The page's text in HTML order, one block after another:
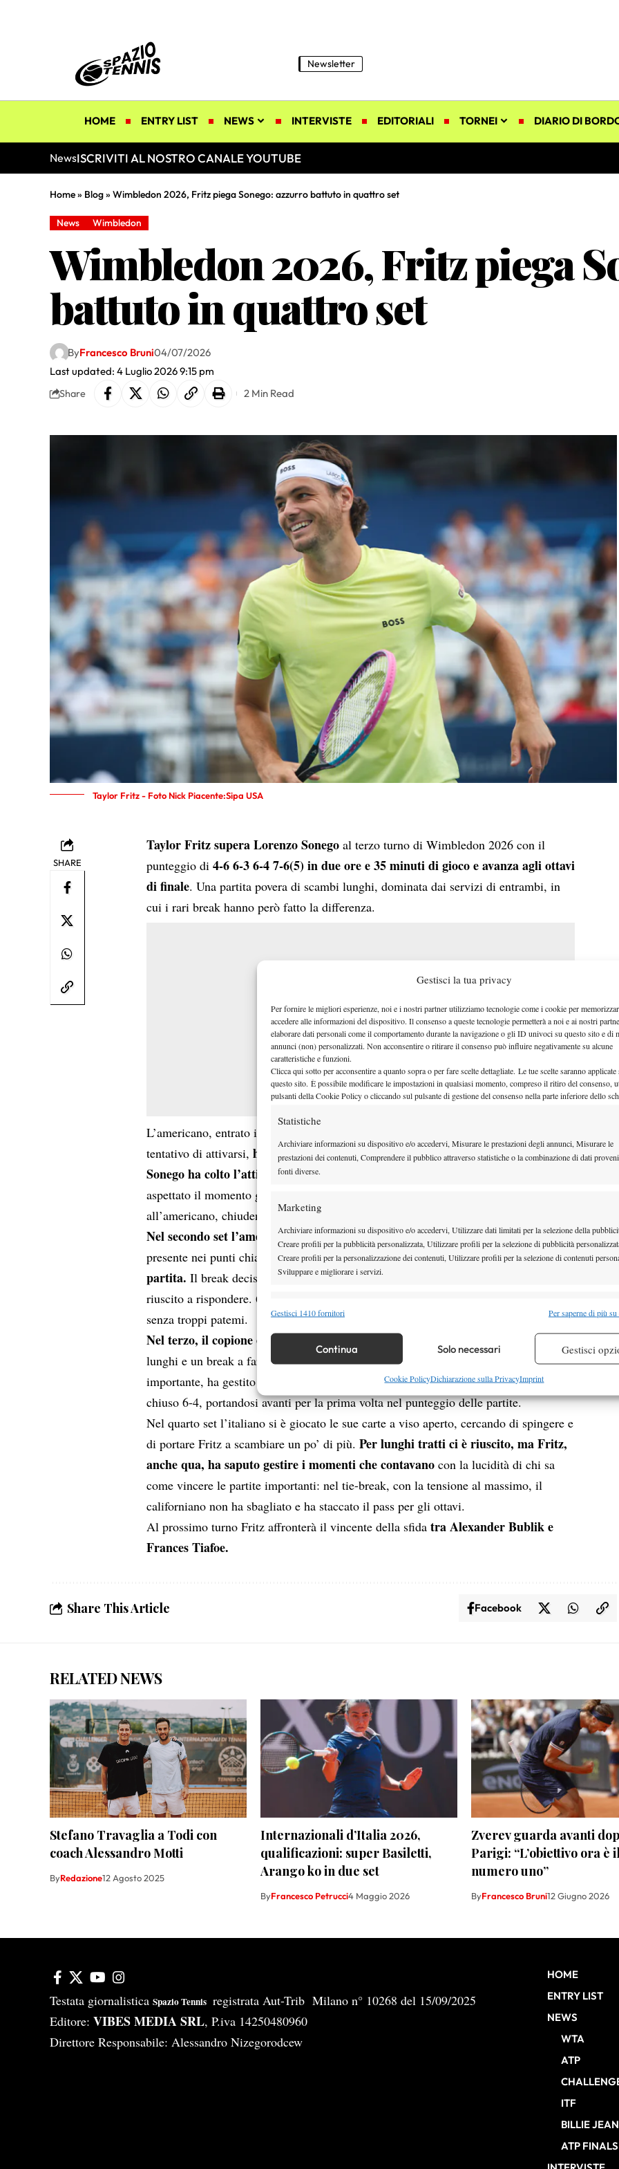
Gestisci la tua privacy
Per fornire le migliori esperienze, noi e i nostri partner utilizziamo tecnologie come i cookie per
accedere alle informazioni del dispositivo. Il consenso a queste tecnologie permetterà a noi e ai nostri
elaborare dati personali come il comportamento durante la navigazione o gli ID univoci su questo sito e di
annunci (non) personalizzati. Non acconsentire o ritirare il consenso può influire negativamente su alcune
caratteristiche e funzioni.
Clicca qui sotto per acconsentire a quanto sopra o per fare scelte dettagliate. Le tue scelte saranno applicate
questo sito. È possibile modificare le impostazioni in qualsiasi momento, compreso il ritiro del consenso,
pulsanti della Cookie Policy o cliccando sul pulsante di gestione del consenso nella parte inferiore dello
Statistiche
Archiviare informazioni su dispositivo e/o accedervi, Misurare le prestazioni degli annunci, Misurare le
prestazioni dei contenuti, Comprendere il pubblico attraverso statistiche o la combinazione di dati
fonti diverse.
Marketing
Archiviare informazioni su dispositivo e/o accedervi, Utilizzare dati limitati per la selezione della
Creare profili per la pubblicità personalizzata, Utilizzare profili per la selezione di pubblicità
Creare profili per la personalizzazione dei contenuti, Utilizzare profili per la selezione di contenuti
Sviluppare e migliorare i servizi.
Funzionalità
Identificare i dispositivi in base alle informazioni trasmesse automaticamente.
Garantire la sicurezza, prevenire e rilevare frodi, correggere errori,
Erogare e presentare pubblicità e contenuto, Salvare e comunicare le
scelte sulla privacy.
Gestisci 1410 fornitori Per saperne di più
Continua Solo necessari Gestisci
Cookie PolicyDichiarazione sulla PrivacyImprint
Newsletter
HOME ENTRY LIST NEWS INTERVISTE EDITORIALI TORNEI DIARIO DI
NewsISCRIVITI AL NOSTRO CANALE YOUTUBE
Home» Blog» Wimbledon 2026, Fritz piega Sonego: azzurro battuto in quattro set
News Wimbledon
Wimbledon 2026, Fritz piega
battuto in quattro set
Last updated: 4 Luglio 2026 9:15 pm
ByFrancesco Bruni04/07/2026
Share 2 Min Read
Taylor Fritz - Foto Nick Piacente:Sipa USA
SHARE
Taylor Fritz supera Lorenzo Sonego al terzo turno di Wimbledon 2026 con il
punteggio di4-6 6-3 6-4 7-6(5) in due ore e 35 minuti di gioco e avanza agli ottavi
di finale. Una partita povera di scambi lunghi, dominata dai servizi di entrambi, in
cui i rari break hanno però fatto la differenza.
L’americano, entrato in campo contratto, continuando a scrollarsi i muscoli nel
tentativo di attivarsi,ha pagato il ritardo fisico con con il parziale di apertura.
Sonego ha colto l’attimo
: ha tenuto con sicurezza i propri turni di battuta, ha
aspettato il momento giusto per colpire e ha strappato il break decisivo
all’americano, chiudendo 6-4.
Nel secondo set l’americano ha trovato le misure.Più sciolto nei movimenti, più
presente nei punti chiave, Fritz ha iniziato a incidere e ha cambiato il ritmo della
partita. Il break decisivo è arrivato praticamente all’alba del parziale e Sonego non è
riuscito a rispondere. 6-3 in favore dell’americano, che ha rimesso tutto in parità
senza troppi patemi.
Nel terzo, il copione è rimasto lo stesso : servizi dominanti, pochissimi scambi
lunghi e un break a fare da spartiacque. Fritz lo ha ottenuto nel momento più
importante, ha gestito il vantaggio senza concedere occasioni all’avversario e ha
chiuso 6-4, portandosi avanti per la prima volta nel punteggio delle partite.
Nel quarto set l’italiano si è giocato le sue carte a viso aperto, cercando di spingere e
di portare Fritz a scambiare un po’ di più.Per lunghi tratti ci è riuscito, ma Fritz,
anche qua, ha saputo gestire i momenti che contavano con la lucidità di chi sa
come vincere le partite importanti: nel tie-break, con la tensione al massimo, il
californiano non ha sbagliato e ha staccato il pass per gli ottavi.
Al prossimo turno Fritz affronterà il vincente della sfidatra Alexander Bublik e
Frances Tiafoe.
Share This Article Facebook
RELATED NEWS
Stefano Travaglia a Todi con
coach Alessandro Motti
ByRedazione12 Agosto 2025
Internazionali d’Italia 2026,
qualificazioni: super Basiletti,
Arango ko in due set
ByFrancesco Petrucci4 Maggio 2026
Zverev guarda avanti
Parigi: “L’obiettivo ora è il
numero uno”
ByFrancesco Bruni12 Giugno 2026
Testata giornalistica Spazio Tennis registrata Aut-Trib Milano n° 10268 del 15/09/2025
Editore: VIBES MEDIA SRL, P.iva 14250480960
Direttore Responsabile: Alessandro Nizegorodcew
HOME
ENTRY LIST
NEWS
WTA
ATP
ITF
BILLIE
ATP FINALS